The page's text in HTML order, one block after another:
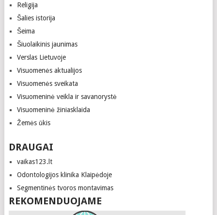
Religija
Šalies istorija
Šeima
Šiuolaikinis jaunimas
Verslas Lietuvoje
Visuomenės aktualijos
Visuomenės sveikata
Visuomeninė veikla ir savanorystė
Visuomeninė žiniasklaida
Žemės ūkis
DRAUGAI
vaikas123.lt
Odontologijos klinika Klaipėdoje
Segmentinės tvoros montavimas
REKOMENDUOJAME